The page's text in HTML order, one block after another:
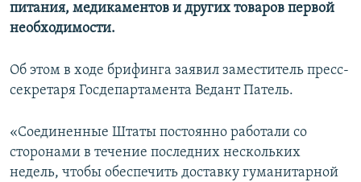
питания, медикаментов и других товаров первой
необходимости.
Об этом в ходе брифинга заявил заместитель пресс-
секретаря Госдепартамента Ведант Патель.
«Соединенные Штаты постоянно работали со
сторонами в течение последних нескольких
недель, чтобы обеспечить доставку гуманитарной